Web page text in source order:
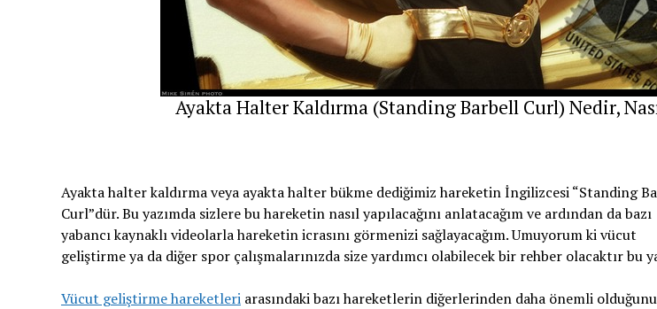
Ayakta Halter Kaldırma (Standing Barbell Curl) Nedir,
Ayakta halter kaldırma veya ayakta halter bükme dediğimiz hareketin İngilizcesi “Standing
Curl”dür. Bu yazımda sizlere bu hareketin nasıl yapılacağını anlatacağım ve ardından da bazı
yabancı kaynaklı videolarla hareketin icrasını görmenizi sağlayacağım. Umuyorum ki vücut
geliştirme ya da diğer spor çalışmalarınızda size yardımcı olabilecek bir rehber olacaktır bu
Vücut geliştirme hareketleriarasındaki bazı hareketlerin diğerlerinden daha önemli olduğunu